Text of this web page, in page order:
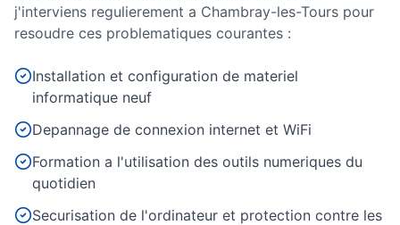
j'interviens regulierement a Chambray-les-Tours pour
resoudre ces problematiques courantes :
Installation et configuration de materiel
informatique neuf
Depannage de connexion internet et WiFi
Formation a l'utilisation des outils numeriques du
quotidien
Securisation de l'ordinateur et protection contre les